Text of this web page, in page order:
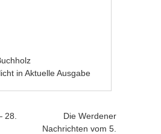
inAktuelle Ausgabe
28.
Die Werdener
Nachrichten vom 5.